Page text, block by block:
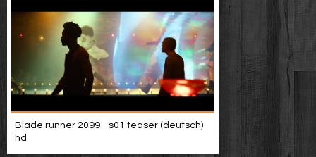
Blade runner 2099 - s01 teaser (deutsch)
hd